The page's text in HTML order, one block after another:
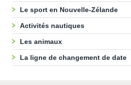
Le sport en Nouvelle-Zélande
Activités nautiques
Les animaux
La ligne de changement de date